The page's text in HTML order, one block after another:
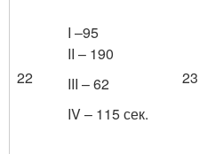
22
I –95
II – 190
III – 62
IV – 115 сек.
23